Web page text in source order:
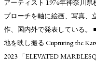
アーティスト 1974年神奈川
プローチを軸に絵画、写真、
作、国内外で発表している。
地を映し撮る Cupturing the
2023 「ELEVATED